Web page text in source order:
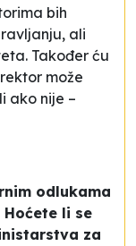
bih
ali
Također ću
može
ako nije –
odlukama
li se
za